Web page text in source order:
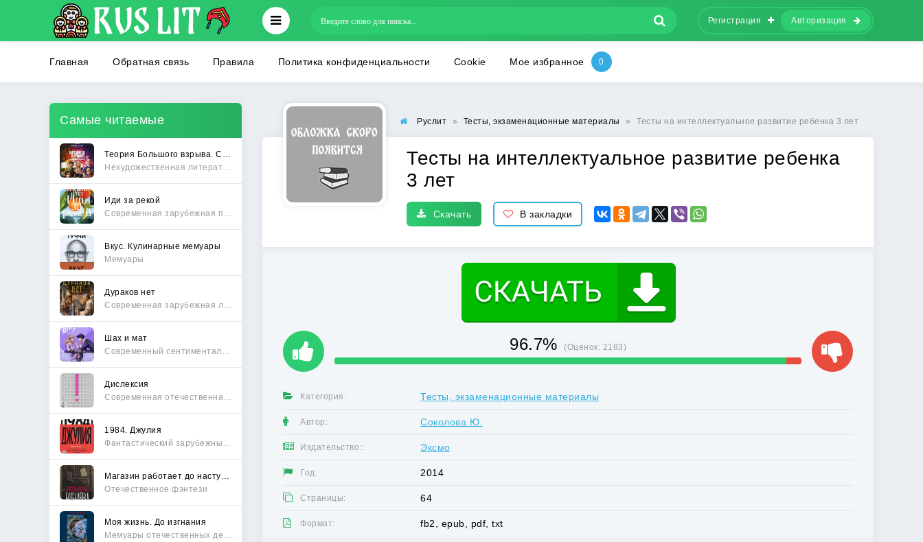
Регистрация Авторизация
Главная Обратная связь Правила Политика конфиденциальности Cookie Мое избранное
Самые читаемые
Иди за рекой
Вкус. Кулинарные мемуары
Мемуары
Дураков нет
Шах и мат
Дислексия
1984. Джулия
Отечественное фэнтези
Моя жизнь. До изгнания
Руслит » Тесты, экзаменационные материалы » Тесты на интеллектуальное развитие ребенка 3 лет
Тесты на интеллектуальное развитие ребенка
3 лет
Скачать В закладки
96.7% (Оценок: 2183)
Категория: Тесты, экзаменационные материалы
Автор: Соколова Ю.
Издательство:: Эксмо
Год: 2014
Страницы: 64
Формат: fb2, epub, pdf, txt